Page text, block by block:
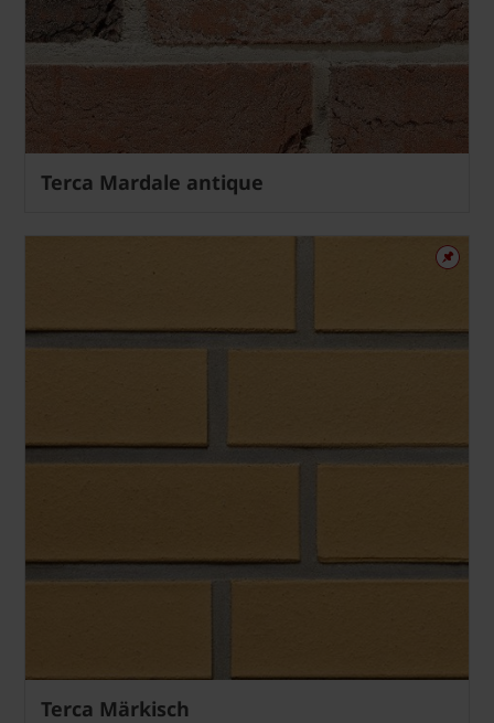
Terca Mardale antique
Terca Märkisch